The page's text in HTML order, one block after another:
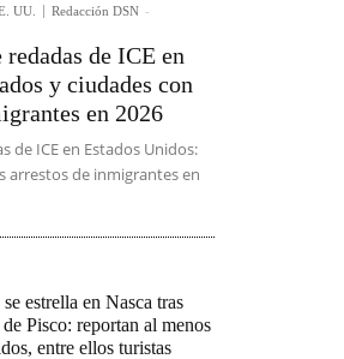
UU. Redacción DSN -
de ICE en
y ciudades con
en 2026
de ICE en Estados Unidos:
arrestos de inmigrantes en
estrella en Nasca tras
de Pisco: reportan al menos
entre ellos turistas